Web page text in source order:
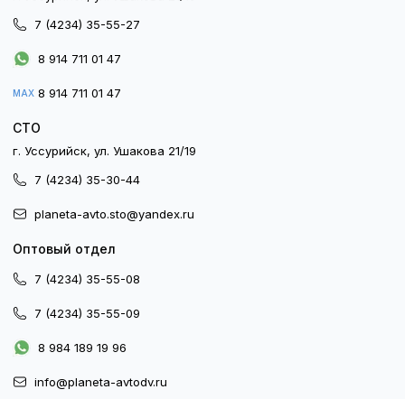
7 (4234) 35-55-27
8 914 711 01 47
MAX 8 914 711 01 47
СТО
г. Уссурийск, ул. Ушакова 21/19
7 (4234) 35-30-44
planeta-avto.sto@yandex.ru
Оптовый отдел
7 (4234) 35-55-08
7 (4234) 35-55-09
8 984 189 19 96
info@planeta-avtodv.ru